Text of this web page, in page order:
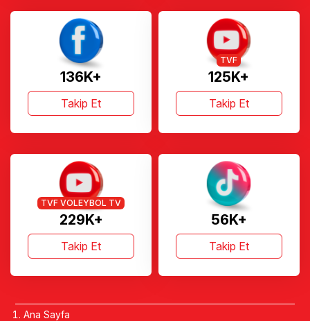
136K+
Takip Et
125K+
TVF
Takip Et
229K+
TVF VOLEYBOL TV
Takip Et
56K+
Takip Et
Ana Sayfa